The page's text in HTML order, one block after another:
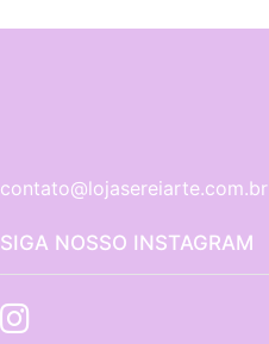
contato@lojasereiarte.com.br
SIGA NOSSO INSTAGRAM